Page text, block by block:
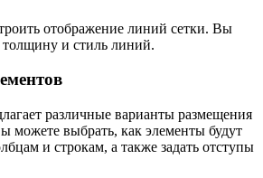
отображение линий сетки. Вы
толщину и стиль линий.
различные варианты размещения
можете выбрать, как элементы будут
и строкам, а также задать отступы